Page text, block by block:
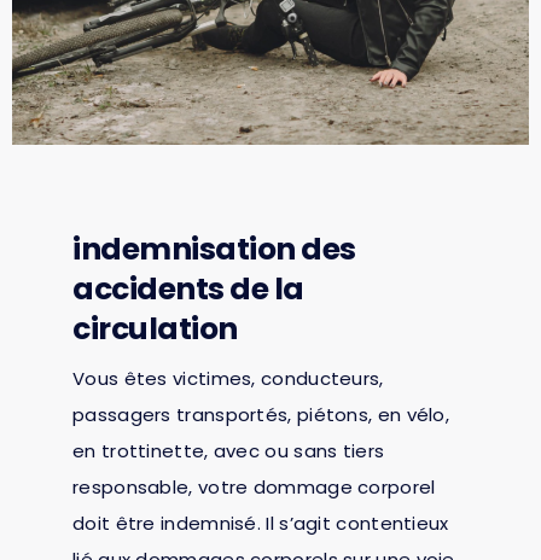
indemnisation des
accidents de la
circulation
Vous êtes victimes, conducteurs,
passagers transportés, piétons, en vélo,
en trottinette, avec ou sans tiers
responsable, votre dommage corporel
doit être indemnisé. Il s’agit contentieux